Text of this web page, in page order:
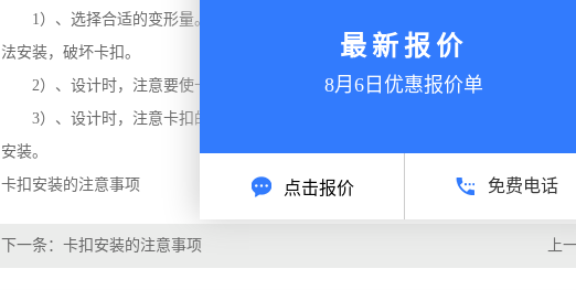
1）、选择合适的变形量。卡扣通过紧固件的变形和反弹来实现安装。而太小的
法安装，破坏卡扣。
2）、设计时，注意要使卡扣在安装靠位时出现一些比较明显的现象，如声音以及
3）、设计时，注意卡扣的约束数量，不能出现过约束的情况。约束过多，对零
安装。
卡扣安装的注意事项
上
下一条： 卡扣安装的注意事项
最新报价
8月6日优惠报价单
点击报价 免费电话